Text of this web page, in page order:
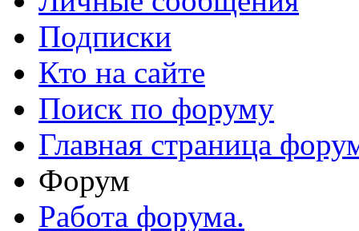
Подписки
Кто на сайте
Поиск по форуму
Главная страница
Форум
Работа форума.